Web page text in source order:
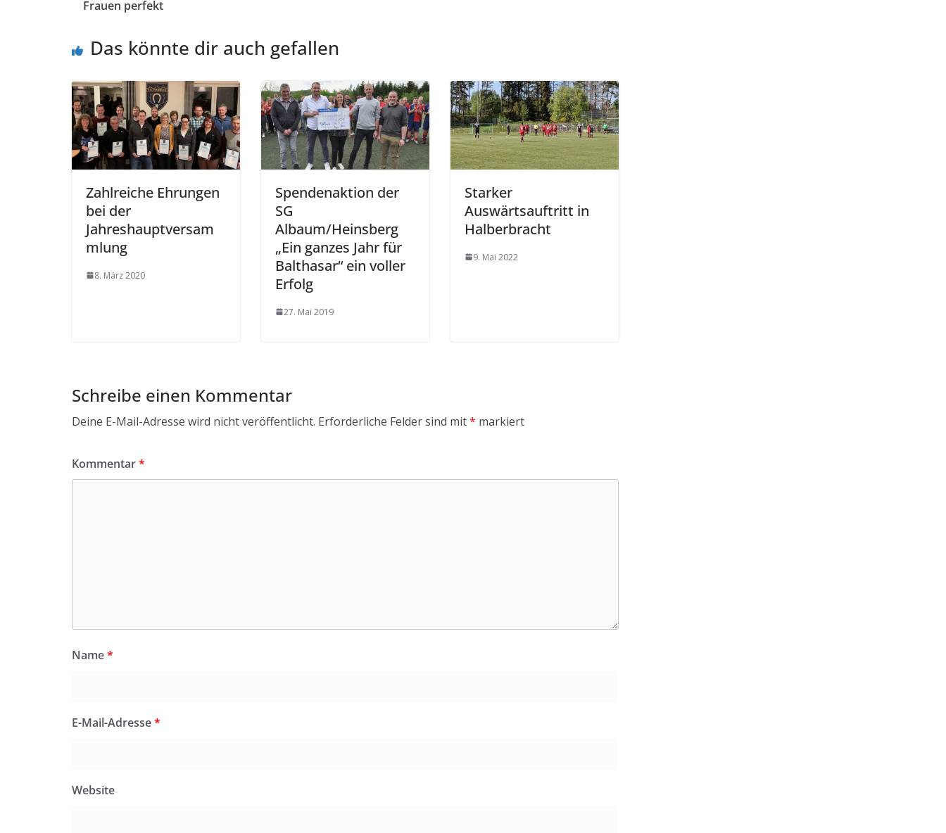
Frauen perfekt
Das könnte dir auch gefallen
Zahlreiche Ehrungen
bei der
Jahreshauptversam
mlung
8. März 2020
Spendenaktion der
SG
Albaum/Heinsberg
„Ein ganzes Jahr für
Balthasar“ ein voller
Erfolg
27. Mai 2019
Starker
Auswärtsauftritt in
Halberbracht
9. Mai 2022
Schreibe einen Kommentar
Deine E-Mail-Adresse wird nicht veröffentlicht. Erforderliche Felder sind mit* markiert
Kommentar*
Name*
E-Mail-Adresse*
Website